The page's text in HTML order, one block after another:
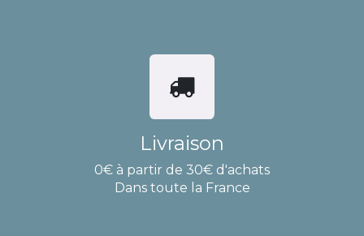
Livraison
0€ à partir de 30€ d'achats
Dans toute la France